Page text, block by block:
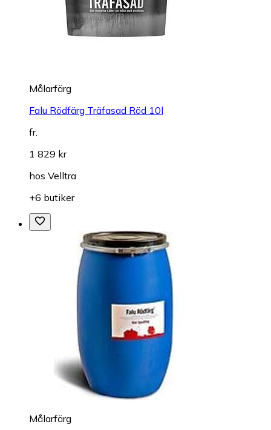
Målarfärg
Falu Rödfärg Träfasad Röd 10l
fr.
1 829 kr
hos Velltra
+6 butiker
Målarfärg